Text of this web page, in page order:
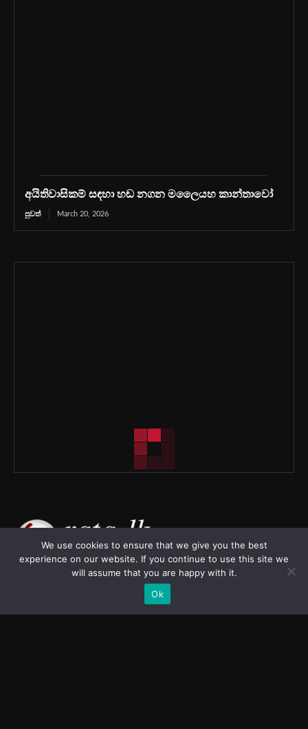
අයිතිවාසිකම් සඳහා හඬ නගන මලෛයහ කාන්තාවෝ
පුවත් March 20, 2026
“බුද්ධිමත් ශ්‍රී ලාංකිකයන්ට” යන තේමාව යටතේ පවත්වාගෙන
We use cookies to ensure that we give you the best
experience on our website. If you continue to use this site we
will assume that you are happy with it.
Ok